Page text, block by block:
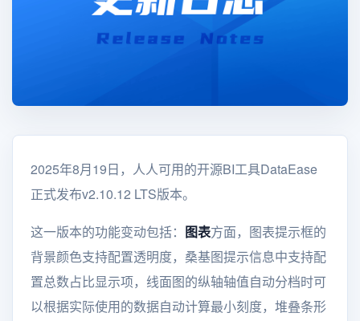
2025年8月19日，人人可用的开源BI工具DataEase
正式发布v2.10.12 LTS版本。
这一版本的功能变动包括： 图表方面，图表提示框的
背景颜色支持配置透明度，桑基图提示信息中支持配
置总数占比显示项，线面图的纵轴轴值自动分档时可
以根据实际使用的数据自动计算最小刻度，堆叠条形